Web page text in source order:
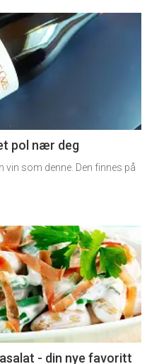
pol nær deg
vin som denne. Den finnes på
- din nye favoritt